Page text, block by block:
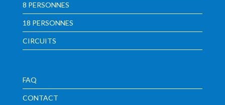
8 PERSONNES
18 PERSONNES
CIRCUITS
FAQ
CONTACT